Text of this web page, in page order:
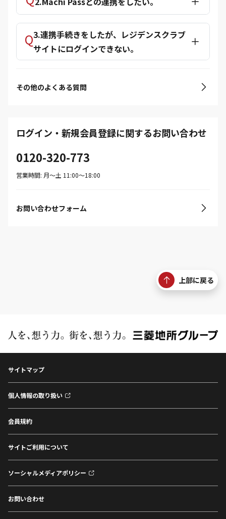
3.連携手続きをしたが、レジデンスクラブ
サイトにログインできない。
その他のよくある質問
ログイン・新規会員登録に関するお問い合わせ
0120-320-773
営業時間: 月〜土 11:00〜18:00
お問い合わせフォーム
上部に戻る
サイトマップ
個人情報の取り扱い
会員規約
サイトご利用について
ソーシャルメディアポリシー
お問い合わせ